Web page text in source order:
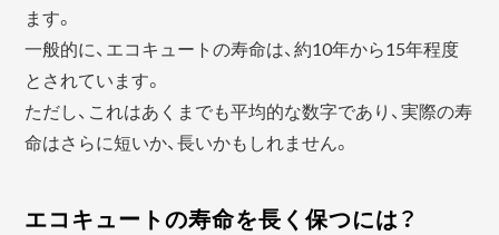
ます。
一般的に、エコキュートの寿命は、約10年から15年程度
とされています。
ただし、これはあくまでも平均的な数字であり、実際の寿
命はさらに短いか、長いかもしれません。
エコキュートの寿命を長く保つには？